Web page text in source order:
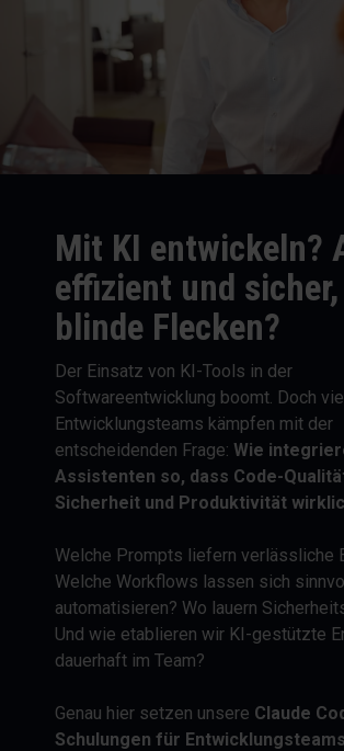
Mit KI entwickeln?
effizient und
blinde Flecken?
Der Einsatz von KI-Tools in der
Softwareentwicklung boomt. Doch
Entwicklungsteams kämpfen mit der
entscheidenden Frage: Wie
Assistenten so, dass Code-
Sicherheit und Produktivität
Welche Prompts liefern verlässliche
Welche Workflows lassen sich
automatisieren? Wo lauern
Und wie etablieren wir KI-gestützte
dauerhaft im Team?
Genau hier setzen unsere Claude
Schulungen für Entwicklungsteams